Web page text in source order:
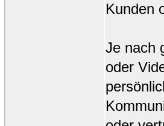
Kunden
Je nach
oder